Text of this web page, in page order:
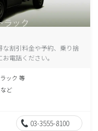
な割引料金や予約、乗り捨
電話ください。
ック 等
ど
03-3555-8100